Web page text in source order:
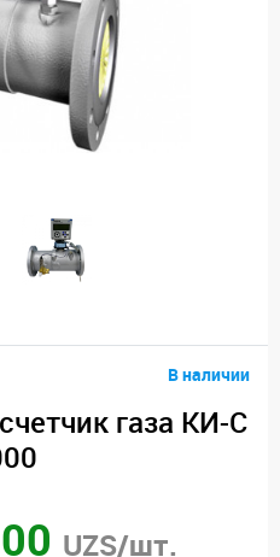
В наличии
газа КИ-С
UZS/шт.